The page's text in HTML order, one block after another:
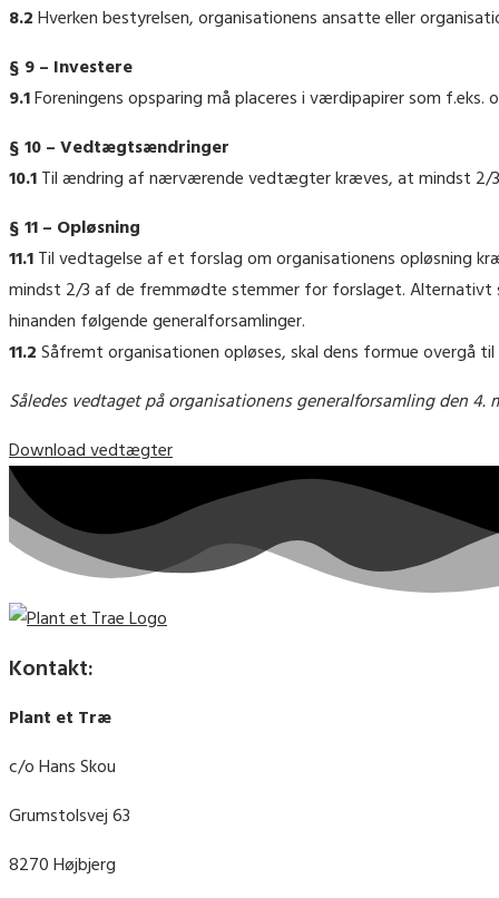
8.2Hverken bestyrelsen, organisationens ansatte eller
§ 9 – Investere
9.1Foreningens opsparing må placeres i værdipapirer som
§ 10 – Vedtægtsændringer
10.1Til ændring af nærværende vedtægter kræves, at mindst
§ 11 – Opløsning
11.1Til vedtagelse af et forslag om organisationens opløsning
mindst 2/3 af de fremmødte stemmer for forslaget.
hinanden følgende generalforsamlinger.
11.2Såfremt organisationen opløses, skal dens formue overgå
Således vedtaget på organisationens generalforsamling den 4.
Download vedtægter
Kontakt:
Plant et Træ
c/o Hans Skou
Grumstolsvej 63
8270 Højbjerg